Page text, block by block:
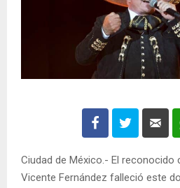
Ciudad de México.- El reconocido
Vicente Fernández falleció este